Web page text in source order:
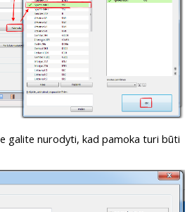
galite nurodyti, kad pamoka turi būti